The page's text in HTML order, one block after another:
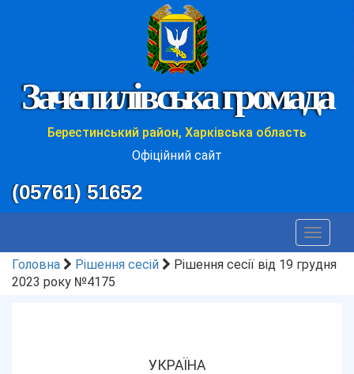
Зачепилівська громада
Берестинський район, Харківська область
Офіційний сайт
(05761) 51652
Toggle
Головна
Рішення сесій
Рішення сесії від 19 грудня
2023 року №4175
УКРАЇНА